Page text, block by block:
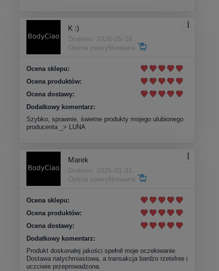
K :)
Dodano: 2026-05-16
Opinia zweryfikowana
Ocena sklepu:
Ocena produktów:
Ocena dostawy:
Dodatkowy komentarz:
Szybko, sprawnie, świetne produkty mojego ulubionego
producenta _> LUNA
Marek
Dodano: 2026-01-31
Opinia zweryfikowana
Ocena sklepu:
Ocena produktów:
Ocena dostawy:
Dodatkowy komentarz:
Produkt doskonałej jakości spełnił moje oczekiwanie.
Dostawa natychmiastowa, a transakcja bardzo rzetelnie i
uczciwie przeprowadzona.